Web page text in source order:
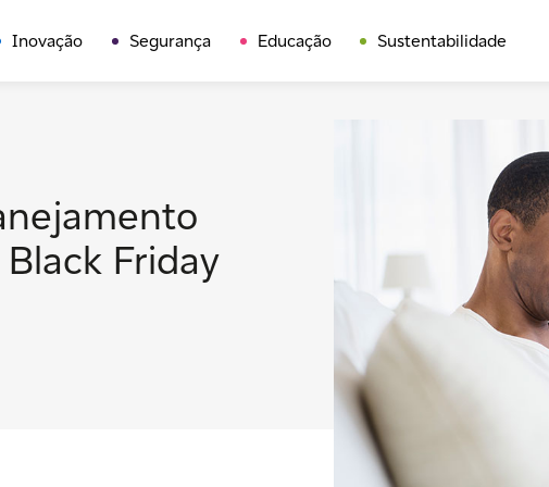
Inovação Segurança Educação Sustentabilidade
Friday